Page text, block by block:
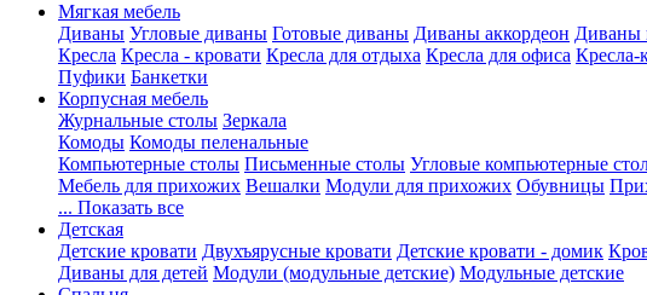
Мягкая мебель
Диваны Угловые диваны Готовые диваны Диваны аккордеон Диваны
Кресла Кресла - кровати Кресла для отдыха Кресла для офиса Кресла-
Пуфики Банкетки
Корпусная мебель
Журнальные столы Зеркала
Комоды Комоды пеленальные
Компьютерные столы Письменные столы Угловые компьютерные
Мебель для прихожих Вешалки Модули для прихожих Обувницы
... Показать все
Детская
Детские кровати Двухъярусные кровати Детские кровати - домик
Диваны для детей Модули (модульные детские) Модульные детские